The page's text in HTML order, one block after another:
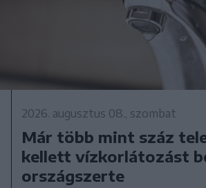
2026. augusztus 08., szombat
Már több mint száz
kellett vízkorlátozást
országszerte